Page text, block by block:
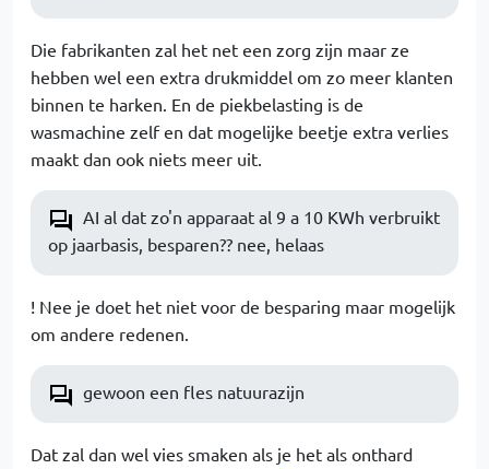
Die fabrikanten zal het net een zorg zijn maar ze
hebben wel een extra drukmiddel om zo meer klanten
binnen te harken. En de piekbelasting is de
wasmachine zelf en dat mogelijke beetje extra verlies
maakt dan ook niets meer uit.
AI al dat zo'n apparaat al 9 a 10 KWh verbruikt
op jaarbasis, besparen?? nee, helaas
! Nee je doet het niet voor de besparing maar mogelijk
om andere redenen.
gewoon een fles natuurazijn
Dat zal dan wel vies smaken als je het als onthard